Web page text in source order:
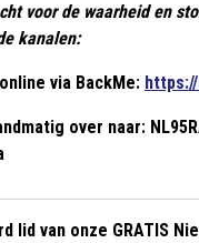
voor de waarheid en
kanalen:
via BackMe:
over naar:
lid van onze GRATIS